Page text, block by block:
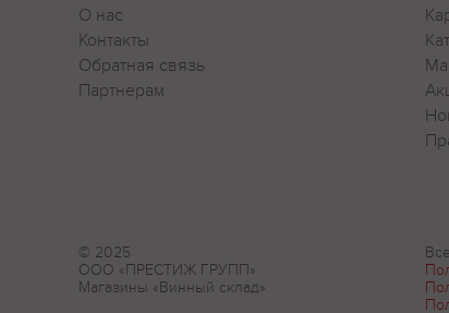
О нас
Контакты
Обратная связь
Партнерам
© 2025
ООО «ПРЕСТИЖ ГРУПП»
Магазины «Винный склад»